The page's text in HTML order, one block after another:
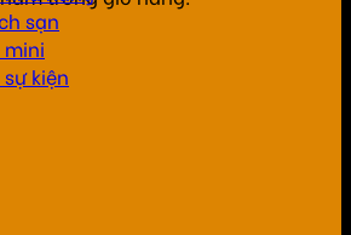
sạn
kiện